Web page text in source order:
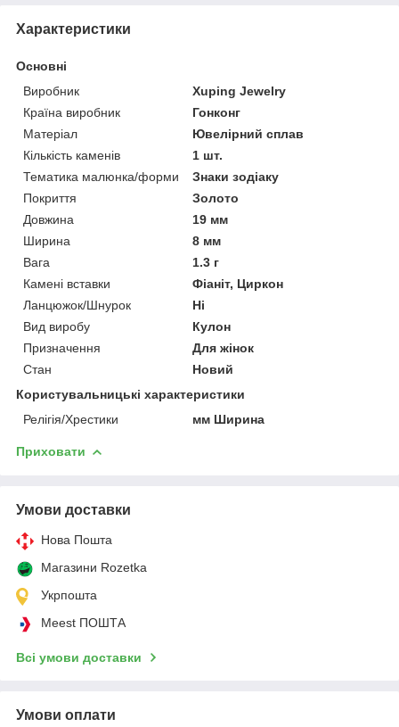
Характеристики
Основні
Виробник
Xuping Jewelry
Країна виробник
Гонконг
Матеріал
Ювелірний сплав
Кількість каменів
1 шт.
Тематика малюнка/форми
Знаки зодіаку
Покриття
Золото
Довжина
19 мм
Ширина
8 мм
Вага
1.3 г
Камені вставки
Фіаніт, Циркон
Ланцюжок/Шнурок
Ні
Вид виробу
Кулон
Призначення
Для жінок
Стан
Новий
Користувальницькі характеристики
Релігія/Хрестики
мм Ширина
Приховати
Умови доставки
Нова Пошта
Магазини Rozetka
Укрпошта
Meest ПОШТА
Всі умови доставки
Умови оплати